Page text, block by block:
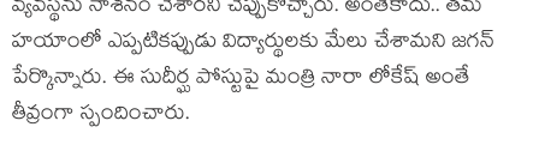
వ్య‌వ‌స్థ‌ను నాశ‌నం చేశార‌ని చెప్పుకొచ్చారు. అంతేకాదు.. త‌మ
హ‌యాంలో ఎప్ప‌టిక‌ప్పుడు విద్యార్థుల‌కు మేలు చేశామ‌ని జ‌గ‌న్
పేర్కొన్నారు. ఈ సుదీర్ఘ పోస్టుపై మంత్రి నారా లోకేష్ అంతే
తీవ్రంగా స్పందించారు.